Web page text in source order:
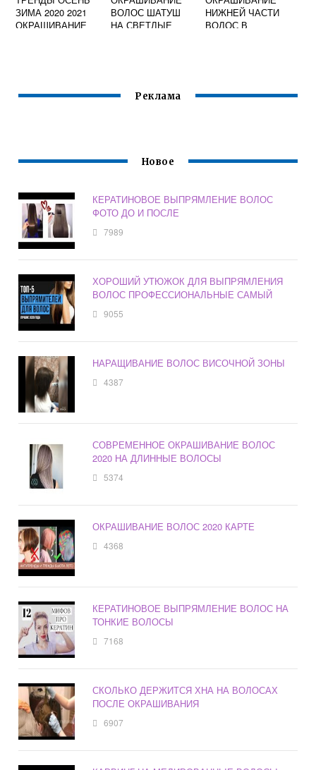
ЗИМА 2020 2021
ОКРАШИВАНИЕ
ВОЛОС ШАТУШ
НА СВЕТЛЫЕ
НИЖНЕЙ ЧАСТИ
ВОЛОС В
Реклама
Новое
КЕРАТИНОВОЕ ВЫПРЯМЛЕНИЕ ВОЛОС
ФОТО ДО И ПОСЛЕ
7989
ХОРОШИЙ УТЮЖОК ДЛЯ ВЫПРЯМЛЕНИЯ
ВОЛОС ПРОФЕССИОНАЛЬНЫЕ САМЫЙ
9055
НАРАЩИВАНИЕ ВОЛОС ВИСОЧНОЙ ЗОНЫ
4387
СОВРЕМЕННОЕ ОКРАШИВАНИЕ ВОЛОС
2020 НА ДЛИННЫЕ ВОЛОСЫ
5374
ОКРАШИВАНИЕ ВОЛОС 2020 КАРТЕ
4368
КЕРАТИНОВОЕ ВЫПРЯМЛЕНИЕ ВОЛОС НА
ТОНКИЕ ВОЛОСЫ
7168
СКОЛЬКО ДЕРЖИТСЯ ХНА НА ВОЛОСАХ
ПОСЛЕ ОКРАШИВАНИЯ
6907